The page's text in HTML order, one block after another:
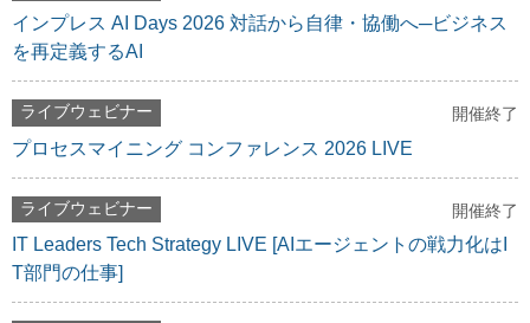
インプレス AI Days 2026 対話から自律・協働へ─ビジネス
を再定義するAI
ライブウェビナー 開催終了
プロセスマイニング コンファレンス 2026 LIVE
ライブウェビナー 開催終了
IT Leaders Tech Strategy LIVE [AIエージェントの戦力化はI
T部門の仕事]